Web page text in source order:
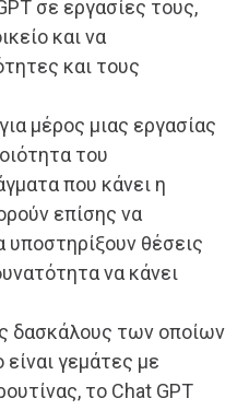
σε εργασίες τους,
και να
και τους
μέρος μιας εργασίας
του
που κάνει η
επίσης να
υποστηρίξουν θέσεις
να κάνει
δασκάλους των οποίων
γεμάτες με
το Chat GPT